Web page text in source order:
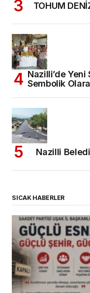
TOHUM
Nazilli’de
Sembolik
Nazilli
SICAK HABERLER